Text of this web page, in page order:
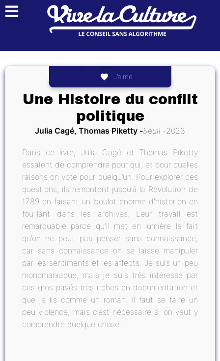
J’aime
Une Histoire du conflit
politique
Julia Cagé, Thomas Piketty Seuil 2023
Dans ce livre, Julia Cagé et Thomas Piketty
essaient de comprendre pour qui, et pour quelles
raisons on vote pour quelqu’un. Pour explorer ces
questions, ils remontent jusqu'à la Révolution de
1789 en faisant un boulot énorme d’historien en
fouillant dans les archives. Leur travail est
remarquable parce qu’il met en lumière le fait
qu’on ne peut pas penser sans connaissance,
car sans connaissance on se laisse manipuler
par les sentiments et les affects. Je suis un peu
monomaniaque, mais je suis très intéressé par
ces gros pavés très riches en documentation et
que je lis comme un roman. Il faut se faire un
peu violence, mais c’est nécessaire si on veut y
comprendre quelque chose.